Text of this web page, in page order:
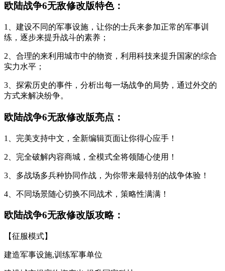
欧陆战争6无敌修改版特色：
1、建设不同的军事设施，让你的士兵来参加正常的军事训
练，逐步来提升战斗的素养；
2、合理的来利用城市中的物资，利用科技来提升国家的综合
实力水平；
3、探索历史的事件，分析出每一场战争的局势，通过外交的
方式来解决纷争。
欧陆战争6无敌修改版亮点：
1、完美支持中文，全新编辑页面让你得心应手！
2、完全破解内容商城，全模式全将领随心使用！
3、多战场多兵种协同作战，为你带来最特别的战争体验！
4、不同场景随心切换不同战术，策略性满满！
欧陆战争6无敌修改版攻略：
【征服模式】
建造军事设施,训练军事单位